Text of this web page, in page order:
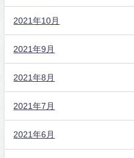
2021年10月
2021年9月
2021年8月
2021年7月
2021年6月